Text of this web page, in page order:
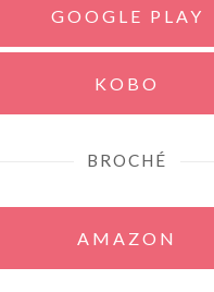
GOOGLE PLAY
KOBO
BROCHÉ
AMAZON